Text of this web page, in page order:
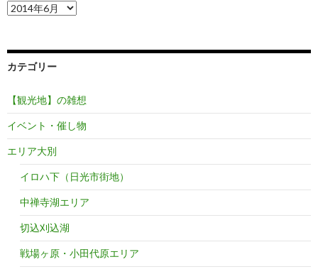
古
い
こ
か
ら。
カテゴリー
【観光地】の雑想
イベント・催し物
エリア大別
イロハ下（日光市街地）
中禅寺湖エリア
切込刈込湖
戦場ヶ原・小田代原エリア